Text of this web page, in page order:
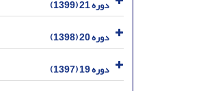
دوره 21 (1399)
دوره 20 (1398)
دوره 19 (1397)